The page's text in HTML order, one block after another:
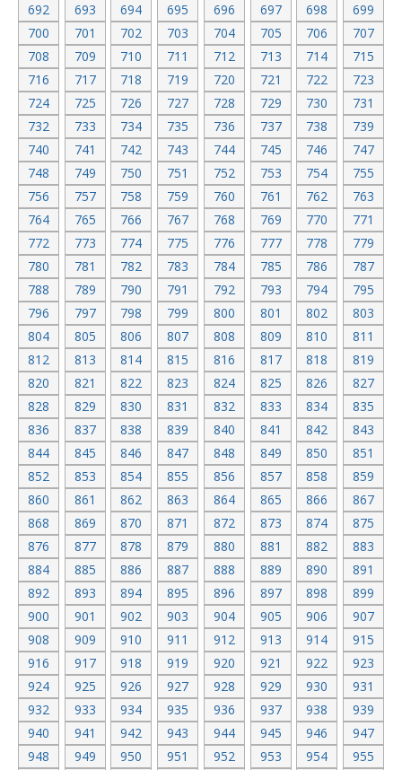
692
693 694 695 696 697 698
699
700
701 702 703 704 705 706
707
708
709 710 711 712 713 714
715
716
717 718 719 720 721 722
723
724
725 726 727 728 729 730
731
732
733 734 735 736 737 738
739
740
741 742 743 744 745 746
747
748
749 750 751 752 753 754
755
756
757 758 759 760 761 762
763
764
765 766 767 768 769 770
771
772
773 774 775 776 777 778
779
780
781 782 783 784 785 786
787
788
789 790 791 792 793 794
795
796
797 798 799 800 801 802
803
804
805 806 807 808 809 810
811
812
813 814 815 816 817 818
819
820
821 822 823 824 825 826
827
828
829 830 831 832 833 834
835
836
837 838 839 840 841 842
843
844
845 846 847 848 849 850
851
852
853 854 855 856 857 858
859
860
861 862 863 864 865 866
867
868
869 870 871 872 873 874
875
876
877 878 879 880 881 882
883
884
885 886 887 888 889 890
891
892
893 894 895 896 897 898
899
900
901 902 903 904 905 906
907
908
909 910 911 912 913 914
915
916
917 918 919 920 921 922
923
924
925 926 927 928 929 930
931
932
933 934 935 936 937 938
939
940
941 942 943 944 945 946
947
948
949 950 951 952 953 954
955